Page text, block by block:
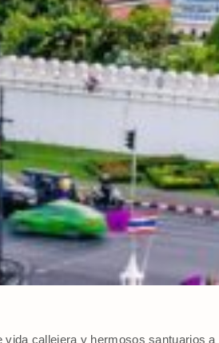
callejera y hermosos santuarios